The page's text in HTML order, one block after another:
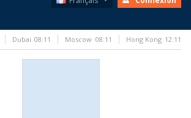
Dubai 08:11 Moscow 08:11 Hong Kong 12:11